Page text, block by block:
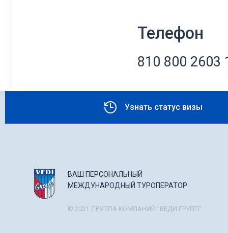
Телефон
810 800 2603
Узнать статус визы
ВАШ ПЕРСОНАЛЬНЫЙ
МЕЖДУНАРОДНЫЙ ТУРОПЕРАТОР
© 2021. ГРУППА КОМПАНИЙ "ВЕДИ ГРУПП".